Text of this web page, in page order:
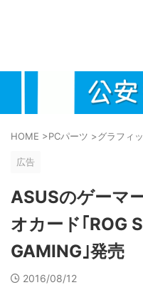
HOME >PCパーツ >グラフィ
広告
ASUSのゲーマ
オカード｢ROG
GAMING｣発売
2016/08/12